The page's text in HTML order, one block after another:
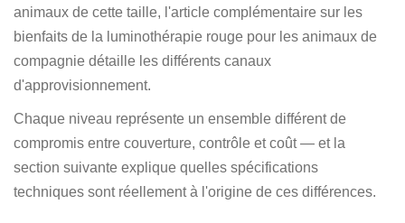
animaux de cette taille, l'article complémentaire sur les
bienfaits de la luminothérapie rouge pour les animaux de
compagnie détaille les différents canaux
d'approvisionnement.
Chaque niveau représente un ensemble différent de
compromis entre couverture, contrôle et coût — et la
section suivante explique quelles spécifications
techniques sont réellement à l'origine de ces différences.